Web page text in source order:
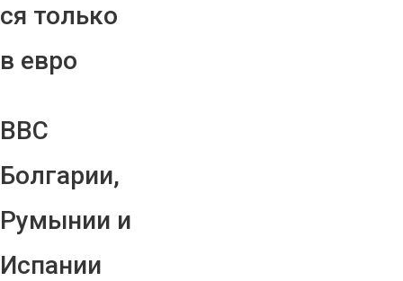
ся только
в евро
ВВС
Болгарии,
Румынии и
Испании